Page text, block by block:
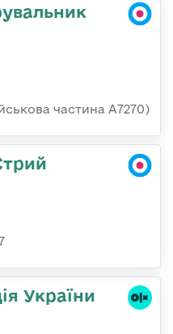
частина А7270)
України